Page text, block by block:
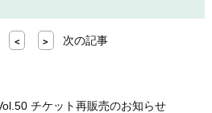
< > 次の記事
チケット再販売のお知らせ